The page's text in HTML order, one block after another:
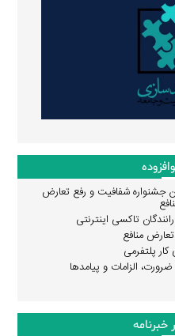
جشنواره شفافیت و رفع تعارض
تاکسی اینترنتی
منافع
کار پلتفرمی
الزامات و پیامدها